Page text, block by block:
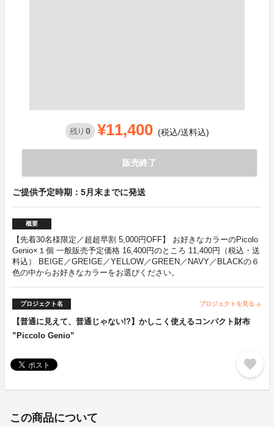
残り 0 ¥11,400 (税込/送料込)
販売終了
ご提供予定時期：5月末までに発送
概要
【先着30名様限定／超超早割 5,000円OFF】 お好きなカラーのPicolo
Genio×１個 一般販売予定価格 16,400円のところ 11,400円（税込・送
料込） BEIGE／GREIGE／YELLOW／GREEN／NAVY／BLACKの６
色の中からお好きなカラーをお選びください。
プロジェクト名 プロジェクトを見る arrow_forward
【普通に見えて、普通じゃない!?】かしこく使えるコンパクト財布
”Piccolo Genio”
favorite
この商品について